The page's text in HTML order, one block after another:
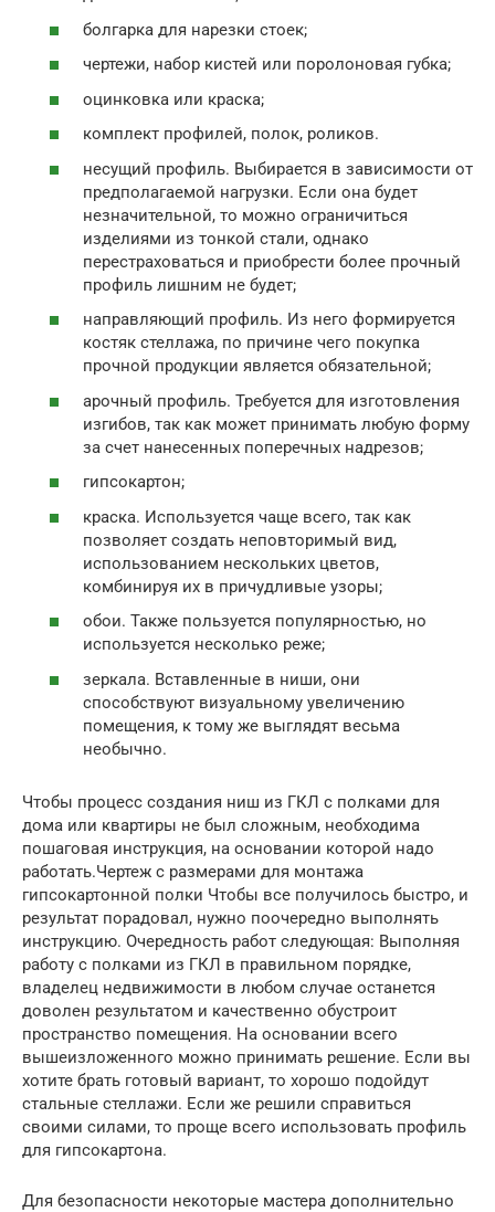
болгарка для нарезки стоек;
чертежи, набор кистей или поролоновая губка;
оцинковка или краска;
комплект профилей, полок, роликов.
несущий профиль. Выбирается в зависимости от
предполагаемой нагрузки. Если она будет
незначительной, то можно ограничиться
изделиями из тонкой стали, однако
перестраховаться и приобрести более прочный
профиль лишним не будет;
направляющий профиль. Из него формируется
костяк стеллажа, по причине чего покупка
прочной продукции является обязательной;
арочный профиль. Требуется для изготовления
изгибов, так как может принимать любую форму
за счет нанесенных поперечных надрезов;
гипсокартон;
краска. Используется чаще всего, так как
позволяет создать неповторимый вид,
использованием нескольких цветов,
комбинируя их в причудливые узоры;
обои. Также пользуется популярностью, но
используется несколько реже;
зеркала. Вставленные в ниши, они
способствуют визуальному увеличению
помещения, к тому же выглядят весьма
необычно.
Чтобы процесс создания ниш из ГКЛ с полками для
дома или квартиры не был сложным, необходима
пошаговая инструкция, на основании которой надо
работать.Чертеж с размерами для монтажа
гипсокартонной полки Чтобы все получилось быстро, и
результат порадовал, нужно поочередно выполнять
инструкцию. Очередность работ следующая: Выполняя
работу с полками из ГКЛ в правильном порядке,
владелец недвижимости в любом случае останется
доволен результатом и качественно обустроит
пространство помещения. На основании всего
вышеизложенного можно принимать решение. Если вы
хотите брать готовый вариант, то хорошо подойдут
стальные стеллажи. Если же решили справиться
своими силами, то проще всего использовать профиль
для гипсокартона.
Для безопасности некоторые мастера дополнительно